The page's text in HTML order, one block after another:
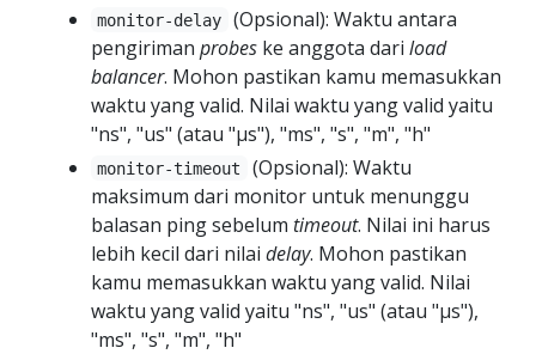
monitor-delay
(Opsional): Waktu antara
pengiriman probes ke anggota dari load
balancer. Mohon pastikan kamu memasukkan
waktu yang valid. Nilai waktu yang valid yaitu
"ns", "us" (atau "µs"), "ms", "s", "m", "h"
monitor-timeout
(Opsional): Waktu
maksimum dari monitor untuk menunggu
balasan ping sebelum timeout. Nilai ini harus
lebih kecil dari nilai delay. Mohon pastikan
kamu memasukkan waktu yang valid. Nilai
waktu yang valid yaitu "ns", "us" (atau "µs"),
"ms", "s", "m", "h"